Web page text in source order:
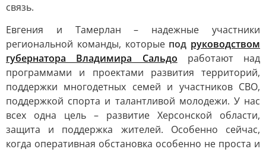
связь.
Евгения и Тамерлан – надежные участники
региональной команды, которые под руководством
губернатора Владимира Сальдо работают над
программами и проектами развития территорий,
поддержки многодетных семей и участников СВО,
поддержкой спорта и талантливой молодежи. У нас
всех одна цель – развитие Херсонской области,
защита и поддержка жителей. Особенно сейчас,
когда оперативная обстановка особенно не проста и